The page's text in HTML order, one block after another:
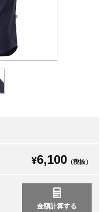
¥6,100 （税抜）